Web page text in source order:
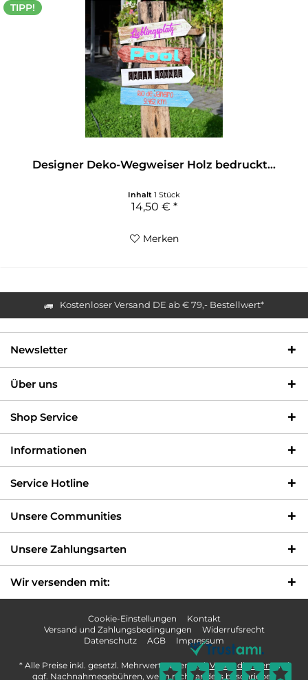
TIPP!
Designer Deko-Wegweiser Holz bedruckt...
Inhalt1 Stück
14,50 € *
Merken
Kostenloser Versand DE ab € 79,- Bestellwert*
Newsletter
Über uns
Shop Service
Informationen
Service Hotline
Unsere Communities
Unsere Zahlungsarten
Wir versenden mit:
Cookie-Einstellungen
Kontakt
Versand und Zahlungsbedingungen
Widerrufsrecht
Datenschutz
AGB Impressum
* Alle Preise inkl. gesetzl. Mehrwertsteuer zzgl.Versandkostenund
ggf. Nachnahmegebühren, wenn nicht anders beschrieben